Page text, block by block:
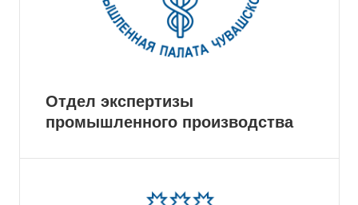
Отдел экспертизы
промышленного производства